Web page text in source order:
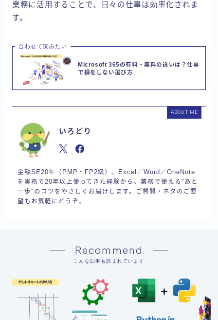
業務に活用することで、日々の仕事は効率化されま
す。
合わせて読みたい
Microsoft 365の有料・無料の違いは？仕事
で損をしない選び方
ABOUT ME
いろどり
金融SE20年（PMP・FP2級）。Excel／Word／OneNote
を実務で20年以上使ってきた経験から、業務で使える"あと
一歩"のコツをやさしくお届けします。ご質問・ネタのご要
望もお気軽にどうぞ。
Recommend
こんな記事も読まれています